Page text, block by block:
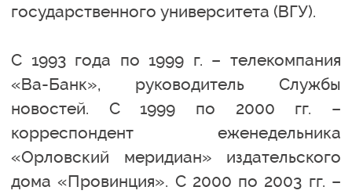
государственного университета (ВГУ).
С 1993 года по 1999 г. – телекомпания
«Ва-Банк», руководитель Службы
новостей. С 1999 по 2000 гг. –
корреспондент еженедельника
«Орловский меридиан» издательского
дома «Провинция». С 2000 по 2003 гг. –